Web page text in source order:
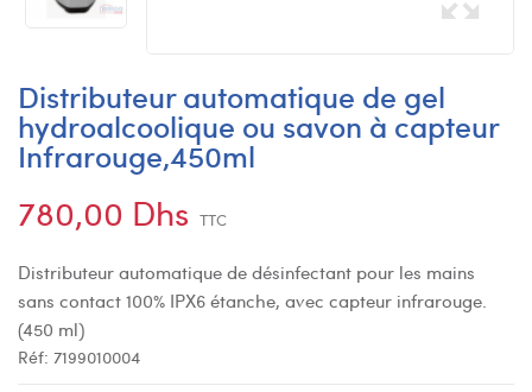
Distributeur automatique de gel
hydroalcoolique ou savon à capteur
Infrarouge,450ml
780,00 Dhs TTC
Distributeur automatique de désinfectant pour les mains
sans contact 100% IPX6 étanche, avec capteur infrarouge.
(450 ml)
Réf: 7199010004